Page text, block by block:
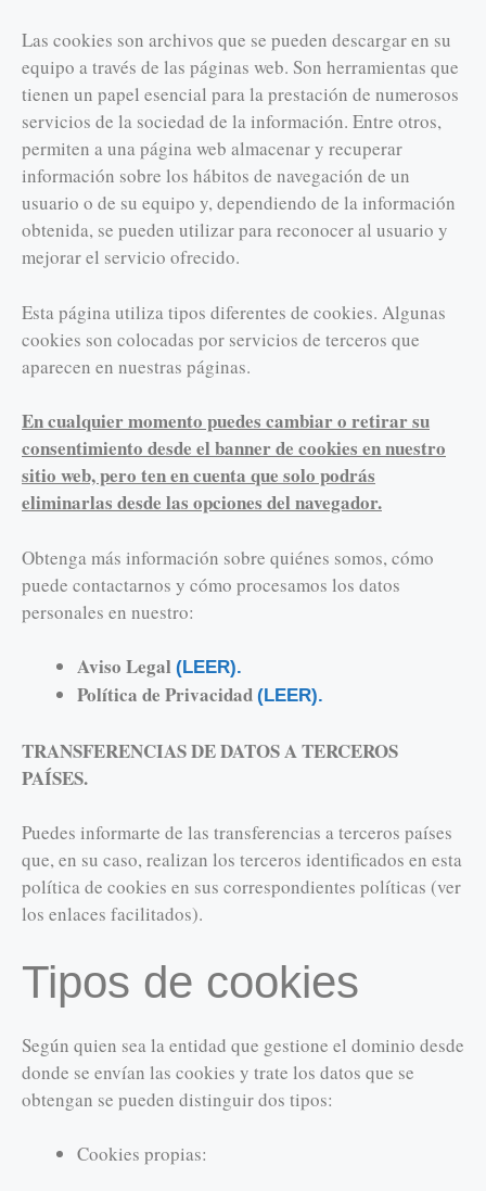
Las cookies son archivos que se pueden descargar en su
equipo a través de las páginas web. Son herramientas que
tienen un papel esencial para la prestación de numerosos
servicios de la sociedad de la información. Entre otros,
permiten a una página web almacenar y recuperar
información sobre los hábitos de navegación de un
usuario o de su equipo y, dependiendo de la información
obtenida, se pueden utilizar para reconocer al usuario y
mejorar el servicio ofrecido.
Esta página utiliza tipos diferentes de cookies. Algunas
cookies son colocadas por servicios de terceros que
aparecen en nuestras páginas.
En cualquier momento puedes cambiar o retirar su
consentimiento desde el banner de cookies en nuestro
sitio web, pero ten en cuenta que solo podrás
eliminarlas desde las opciones del navegador.
Obtenga más información sobre quiénes somos, cómo
puede contactarnos y cómo procesamos los datos
personales en nuestro:
Aviso Legal (LEER).
Política de Privacidad (LEER).
TRANSFERENCIAS DE DATOS A TERCEROS
PAÍSES.
Puedes informarte de las transferencias a terceros países
que, en su caso, realizan los terceros identificados en esta
política de cookies en sus correspondientes políticas (ver
los enlaces facilitados).
Tipos de cookies
Según quien sea la entidad que gestione el dominio desde
donde se envían las cookies y trate los datos que se
obtengan se pueden distinguir dos tipos:
Cookies propias: